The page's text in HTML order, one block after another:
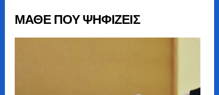
ΜΑΘΕ ΠΟΥ ΨΗΦΙΖΕΙΣ